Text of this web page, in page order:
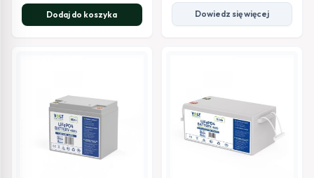
Dodaj do koszyka Dowiedz się więcej